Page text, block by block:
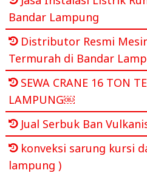
Bandar Lampung
Distributor Resmi
Termurah di Bandar
SEWA CRANE 16 TON
LAMPUNG￼
Jual Serbuk Ban
konveksi sarung kursi
lampung )